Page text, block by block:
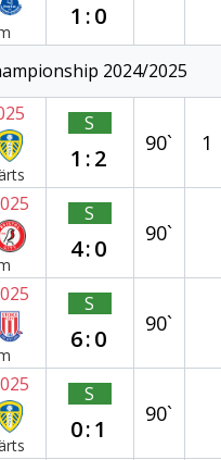
1:0
2024/2025
S
1:2
90` 1
S
4:0
90`
S
6:0
90`
S
0:1
90`